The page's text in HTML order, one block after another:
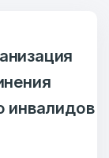
инвалидов